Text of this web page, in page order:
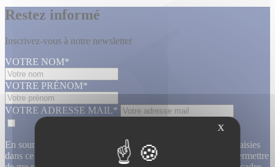
Restez informé
Inscrivez-vous à notre newsletter
VOTRE NOM*
VOTRE PRÉNOM*
VOTRE ADRESSE MAIL*
En soumettant ce formulaire, j’accepte que les informations saisies
dans ce formulaire soient utilisées, exploitées, traitées pour permettre
X